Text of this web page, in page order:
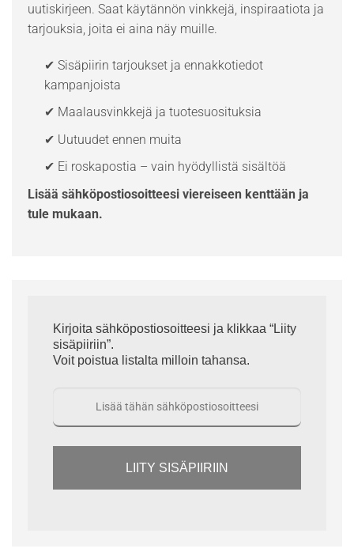
uutiskirjeen. Saat käytännön vinkkejä, inspiraatiota ja
tarjouksia, joita ei aina näy muille.
✔ Sisäpiirin tarjoukset ja ennakkotiedot
kampanjoista
✔ Maalausvinkkejä ja tuotesuosituksia
✔ Uutuudet ennen muita
✔ Ei roskapostia – vain hyödyllistä sisältöä
Lisää sähköpostiosoitteesi viereiseen kenttään ja
tule mukaan.
Kirjoita sähköpostiosoitteesi ja klikkaa “Liity
sisäpiiriin”.
Voit poistua listalta milloin tahansa.
LIITY SISÄPIIRIIN